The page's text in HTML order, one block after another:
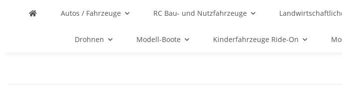
Autos / Fahrzeuge RC Bau- und Nutzfahrzeuge
Drohnen Modell-Boote Kinderfahrzeuge Ride-On